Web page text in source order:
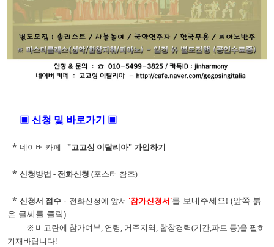
▣ 신청 및 바로가기 ▣
* 네이버 카페 -"고고싱 이탈리아" 가입하기
* 신청방법 - 전화신청 (포스터 참조)
* 신청서 접수 - 전화신청에 앞서 '참가신청서'를 보내주세요! (앞쪽 붉
은 글씨를 클릭)
※ 비고란에 참가여부, 연령, 거주지역, 합창경력(기간,파트 등)을 필히
기재바랍니다!